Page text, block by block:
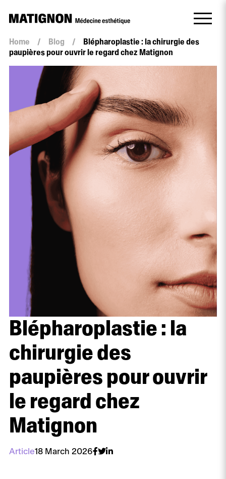
Home / Blog /
Blépharoplastie : la chirurgie des
paupières pour ouvrir le regard chez Matignon
Blépharoplastie : la
chirurgie des
paupières pour ouvrir
le regard chez
Matignon
Article18 March 2026